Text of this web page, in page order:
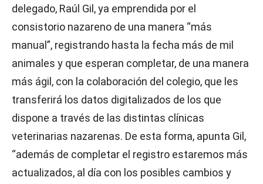
delegado, Raúl Gil, ya emprendida por el
consistorio nazareno de una manera “más
manual”, registrando hasta la fecha más de mil
animales y que esperan completar, de una manera
más ágil, con la colaboración del colegio, que les
transferirá los datos digitalizados de los que
dispone a través de las distintas clínicas
veterinarias nazarenas. De esta forma, apunta Gil,
“además de completar el registro estaremos más
actualizados, al día con los posibles cambios y